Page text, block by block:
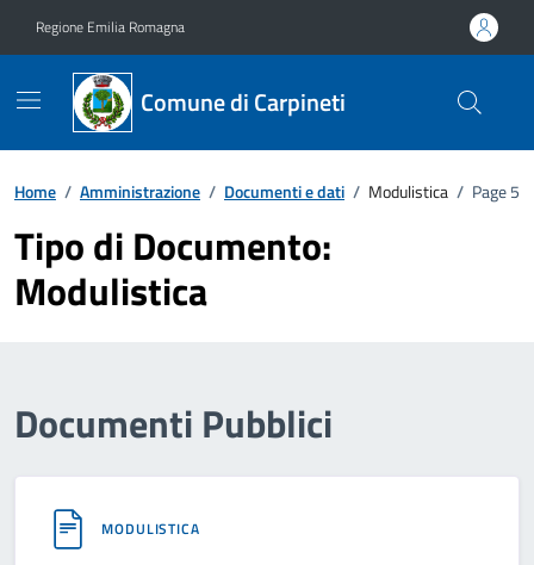
Regione Emilia Romagna
Comune di Carpineti
Home / Amministrazione / Documenti e dati / Modulistica / Page 5
Tipo di Documento:
Modulistica
Documenti Pubblici
MODULISTICA